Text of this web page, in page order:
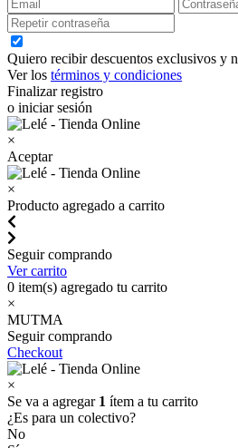
Quiero recibir descuentos exclusivos y
Ver los términos y condiciones
Finalizar registro
o iniciar sesión
×
Aceptar
×
Producto agregado a carrito
Seguir comprando
Ver carrito
0 item(s) agregado tu carrito
×
MUTMA
Seguir comprando
Checkout
×
Se va a agregar 1 ítem a tu carrito
¿Es para un colectivo?
No